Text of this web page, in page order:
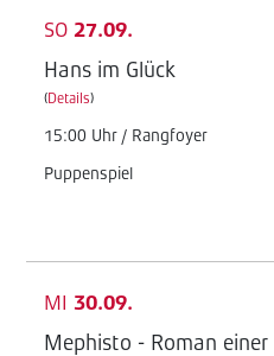
SO 27.09.
Hans im Glück
(Details)
15:00 Uhr / Rangfoyer
Puppenspiel
MI 30.09.
Mephisto - Roman